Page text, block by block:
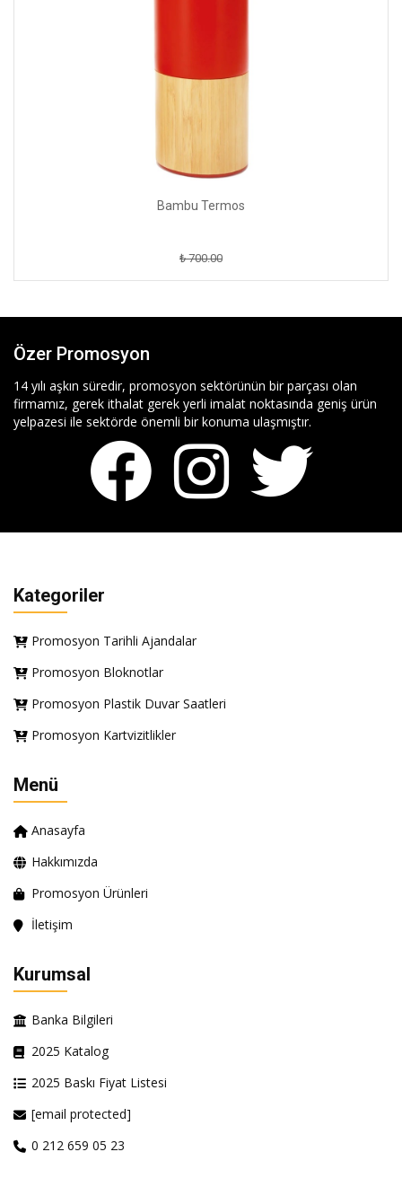
Bambu Termos
₺ 700.00
Özer Promosyon
14 yılı aşkın süredir, promosyon sektörünün bir parçası olan
firmamız, gerek ithalat gerek yerli imalat noktasında geniş ürün
yelpazesi ile sektörde önemli bir konuma ulaşmıştır.
Kategoriler
Promosyon Tarihli Ajandalar
Promosyon Bloknotlar
Promosyon Plastik Duvar Saatleri
Promosyon Kartvizitlikler
Menü
Anasayfa
Hakkımızda
Promosyon Ürünleri
İletişim
Kurumsal
Banka Bilgileri
2025 Katalog
2025 Baskı Fiyat Listesi
[email protected]
0 212 659 05 23